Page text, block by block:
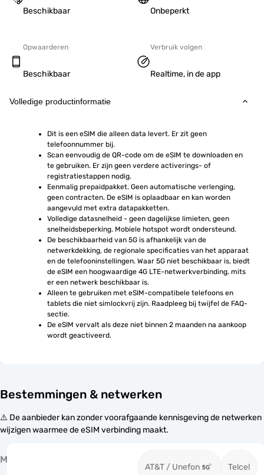
Beschikbaar Onbeperkt
Opwaarderen
Beschikbaar
Verbruik volgen
Realtime, in de app
Volledige productinformatie
Dit is een eSIM die alleen data levert. Er zit geen
telefoonnummer bij.
Scan eenvoudig de QR-code om de eSIM te downloaden en
te gebruiken. Er zijn geen verdere activerings- of
registratiestappen nodig.
Eenmalig prepaidpakket. Geen automatische verlenging,
geen contracten. De eSIM is oplaadbaar en kan worden
aangevuld met extra datapakketten.
Volledige datasnelheid - geen dagelijkse limieten, geen
snelheidsbeperking. Mobiele hotspot wordt ondersteund.
De beschikbaarheid van 5G is afhankelijk van de
netwerkdekking, de regionale specificaties van het apparaat
en de telefooninstellingen. Waar 5G niet beschikbaar is, biedt
de eSIM een hoogwaardige 4G LTE-netwerkverbinding, mits
er een netwerk beschikbaar is.
Alleen te gebruiken met eSIM-compatibele telefoons en
tablets die niet simlockvrij zijn. Raadpleeg bij twijfel de FAQ-
sectie.
De eSIM vervalt als deze niet binnen 2 maanden na aankoop
wordt geactiveerd.
Bestemmingen & netwerken
⚠️ De aanbieder kan zonder voorafgaande kennisgeving de netwerken
wijzigen waarmee de eSIM verbinding maakt.
M
AT&T / Unefon Telcel